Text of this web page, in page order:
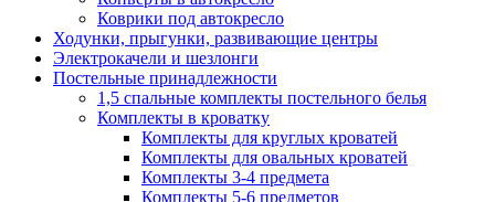
Коврики под автокресло
Ходунки, прыгунки, развивающие центры
Электрокачели и шезлонги
Постельные принадлежности
1,5 спальные комплекты постельного белья
Комплекты в кроватку
Комплекты для круглых кроватей
Комплекты для овальных кроватей
Комплекты 3-4 предмета
Комплекты 5-6 предметов